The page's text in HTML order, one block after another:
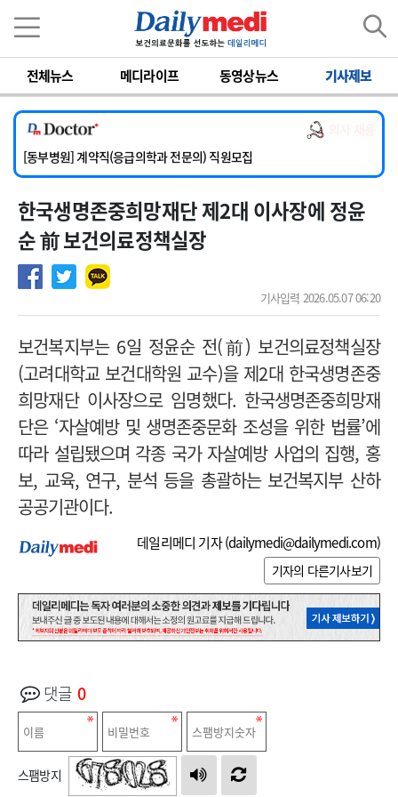
전체뉴스 메디라이프 동영상뉴스 기사제보
[서울아산병원] 2026년 하반기 인턴 모집
[영남대학교의료원] 마취통증의학과 임기제 임상의사 채용
[충남대학교병원] 소아청소년과(소아응급전담) 계약직 의사 공개채용
[동부병원] 계약직(응급의학과 전문의) 직원모집
[이대목동병원] 하반기 전공의(레지던트1년차) 모집
[서울아산병원] 2026년 하반기 인턴 모집
[영남대학교의료원] 마취통증의학과 임기제 임상의사 채용
한국생명존중희망재단 제2대 이사장에 정윤
순 前 보건의료정책실장
기사입력 2026.05.07 06:20
보건복지부는 6일 정윤순 전(前) 보건의료정책실장
(고려대학교 보건대학원 교수)을 제2대 한국생명존중
희망재단 이사장으로 임명했다. 한국생명존중희망재
단은 ‘자살예방 및 생명존중문화 조성을 위한 법률’에
따라 설립됐으며 각종 국가 자살예방 사업의 집행, 홍
보, 교육, 연구, 분석 등을 총괄하는 보건복지부 산하
공공기관이다.
데일리메디 기자 (dailymedi@dailymedi.com)
기자의 다른기사보기
댓글 0
스팸방지